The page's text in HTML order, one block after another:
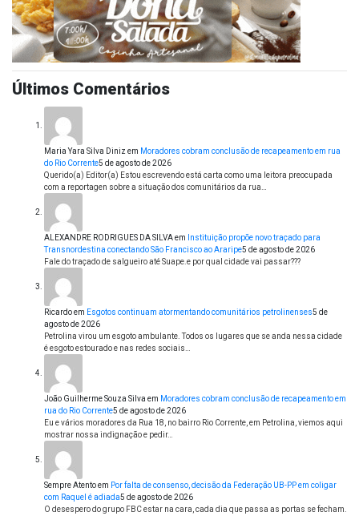
Últimos Comentários
Maria Yara Silva Diniz em Moradores cobram conclusão de recapeamento em rua
do Rio Corrente5 de agosto de 2026
Querido(a) Editor(a) Estou escrevendo está carta como uma leitora preocupada
com a reportagen sobre a situação dos comunitários da rua…
ALEXANDRE RODRIGUES DA SILVAem
Instituição propõe novo traçado para
Transnordestina conectando São Francisco ao Araripe5 de agosto de 2026
Fale do traçado de salgueiro até Suape.e por qual cidade vai passar???
Ricardoem Esgotos continuam atormentando comunitários petrolinenses5 de
agosto de 2026
Petrolina virou um esgoto ambulante. Todos os lugares que se anda nessa cidade
é esgoto estourado e nas redes sociais…
João Guilherme Souza Silva em Moradores cobram conclusão de recapeamento em
rua do Rio Corrente5 de agosto de 2026
Eu e vários moradores da Rua 18, no bairro Rio Corrente, em Petrolina, viemos aqui
mostrar nossa indignação e pedir…
Sempre Atentoem Por falta de consenso, decisão da Federação UB-PP em coligar
com Raquel é adiada5 de agosto de 2026
O desespero do grupo FBC estar na cara, cada dia que passa as portas se fecham.